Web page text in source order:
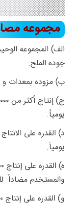
مجموعه
الف) المجموعه
جوده الملح.
ب) مزوده بمعدات و
یومیاً.
یومیاً.
والمستخدم مضاداً